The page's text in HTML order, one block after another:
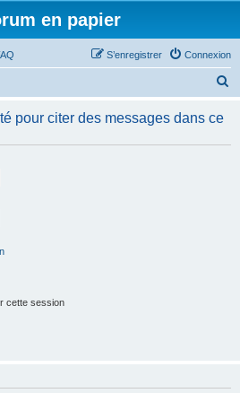
en papier
Connexion
S’enregistrer
h
pour citer des messages dans ce
cette session